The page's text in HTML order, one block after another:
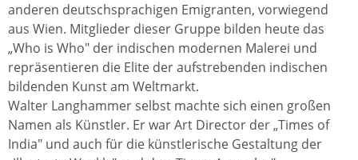
anderen deutschsprachigen Emigranten, vorwiegend
aus Wien. Mitglieder dieser Gruppe bilden heute das
„Who is Who" der indischen modernen Malerei und
repräsentieren die Elite der aufstrebenden indischen
bildenden Kunst am Weltmarkt.
Walter Langhammer selbst machte sich einen großen
Namen als Künstler. Er war Art Director der „Times of
India" und auch für die künstlerische Gestaltung der